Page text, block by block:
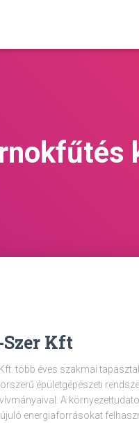
Kft
több éves szakmai
épületgépészeti
A
energiaforrásokat